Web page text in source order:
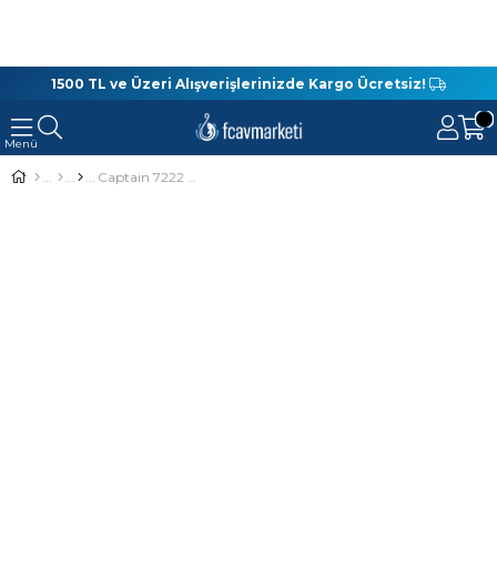
1500 TL ve Üzeri Alışverişlerinizde Kargo Ücretsiz!
Captain 7222 Sahte Balık Kutusu 14 Gözlü 19x11.5x3.5cm